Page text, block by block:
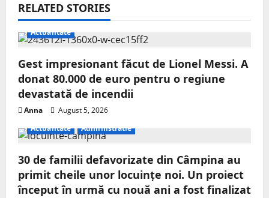
RELATED STORIES
Actualitate
Gest impresionant făcut de Lionel Messi. A
donat 80.000 de euro pentru o regiune
devastată de incendii
Anna
August 5, 2026
Actualitate
Administratie
30 de familii defavorizate din Câmpina au
primit cheile unor locuințe noi. Un proiect
început în urmă cu nouă ani a fost finalizat